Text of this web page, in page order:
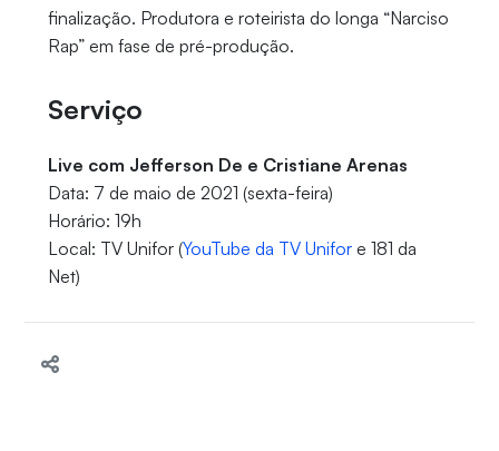
finalização. Produtora e roteirista do longa “Narciso
Rap” em fase de pré-produção.
Serviço
Live com Jefferson De e Cristiane Arenas
Data: 7 de maio de 2021 (sexta-feira)
Horário: 19h
Local: TV Unifor (YouTube da TV Unifor e 181 da
Net)